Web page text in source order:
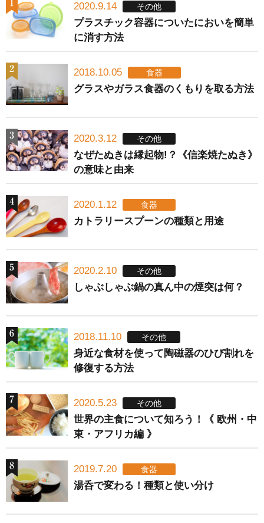
2020.9.14 その他
プラスチック容器についたにおいを簡単
に消す方法
2018.10.05 食器
グラスやガラス食器のくもりを取る方法
2020.3.12 その他
なぜたぬきは縁起物!？《信楽焼たぬき》
の意味と由来
2020.1.12 食器
カトラリースプーンの種類と用途
2020.2.10 その他
しゃぶしゃぶ鍋の真ん中の煙突は何？
2018.11.10 その他
身近な食材を使って陶磁器のひび割れを
修復する方法
2020.5.23 その他
世界の主食について知ろう！《 欧州・中
東・アフリカ編 》
2019.7.20 食器
湯呑で変わる！種類と使い分け